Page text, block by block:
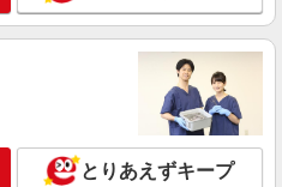
詳細を見る
支社
理
】1,150〜1,200円（資格・経験によ
とりあえずキープ